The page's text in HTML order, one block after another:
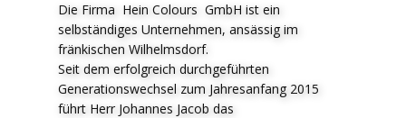
Die Firma Hein Colours GmbH ist ein
selbständiges Unternehmen, ansässig im
fränkischen Wilhelmsdorf.
Seit dem erfolgreich durchgeführten
Generationswechsel zum Jahresanfang 2015
führt Herr Johannes Jacob das